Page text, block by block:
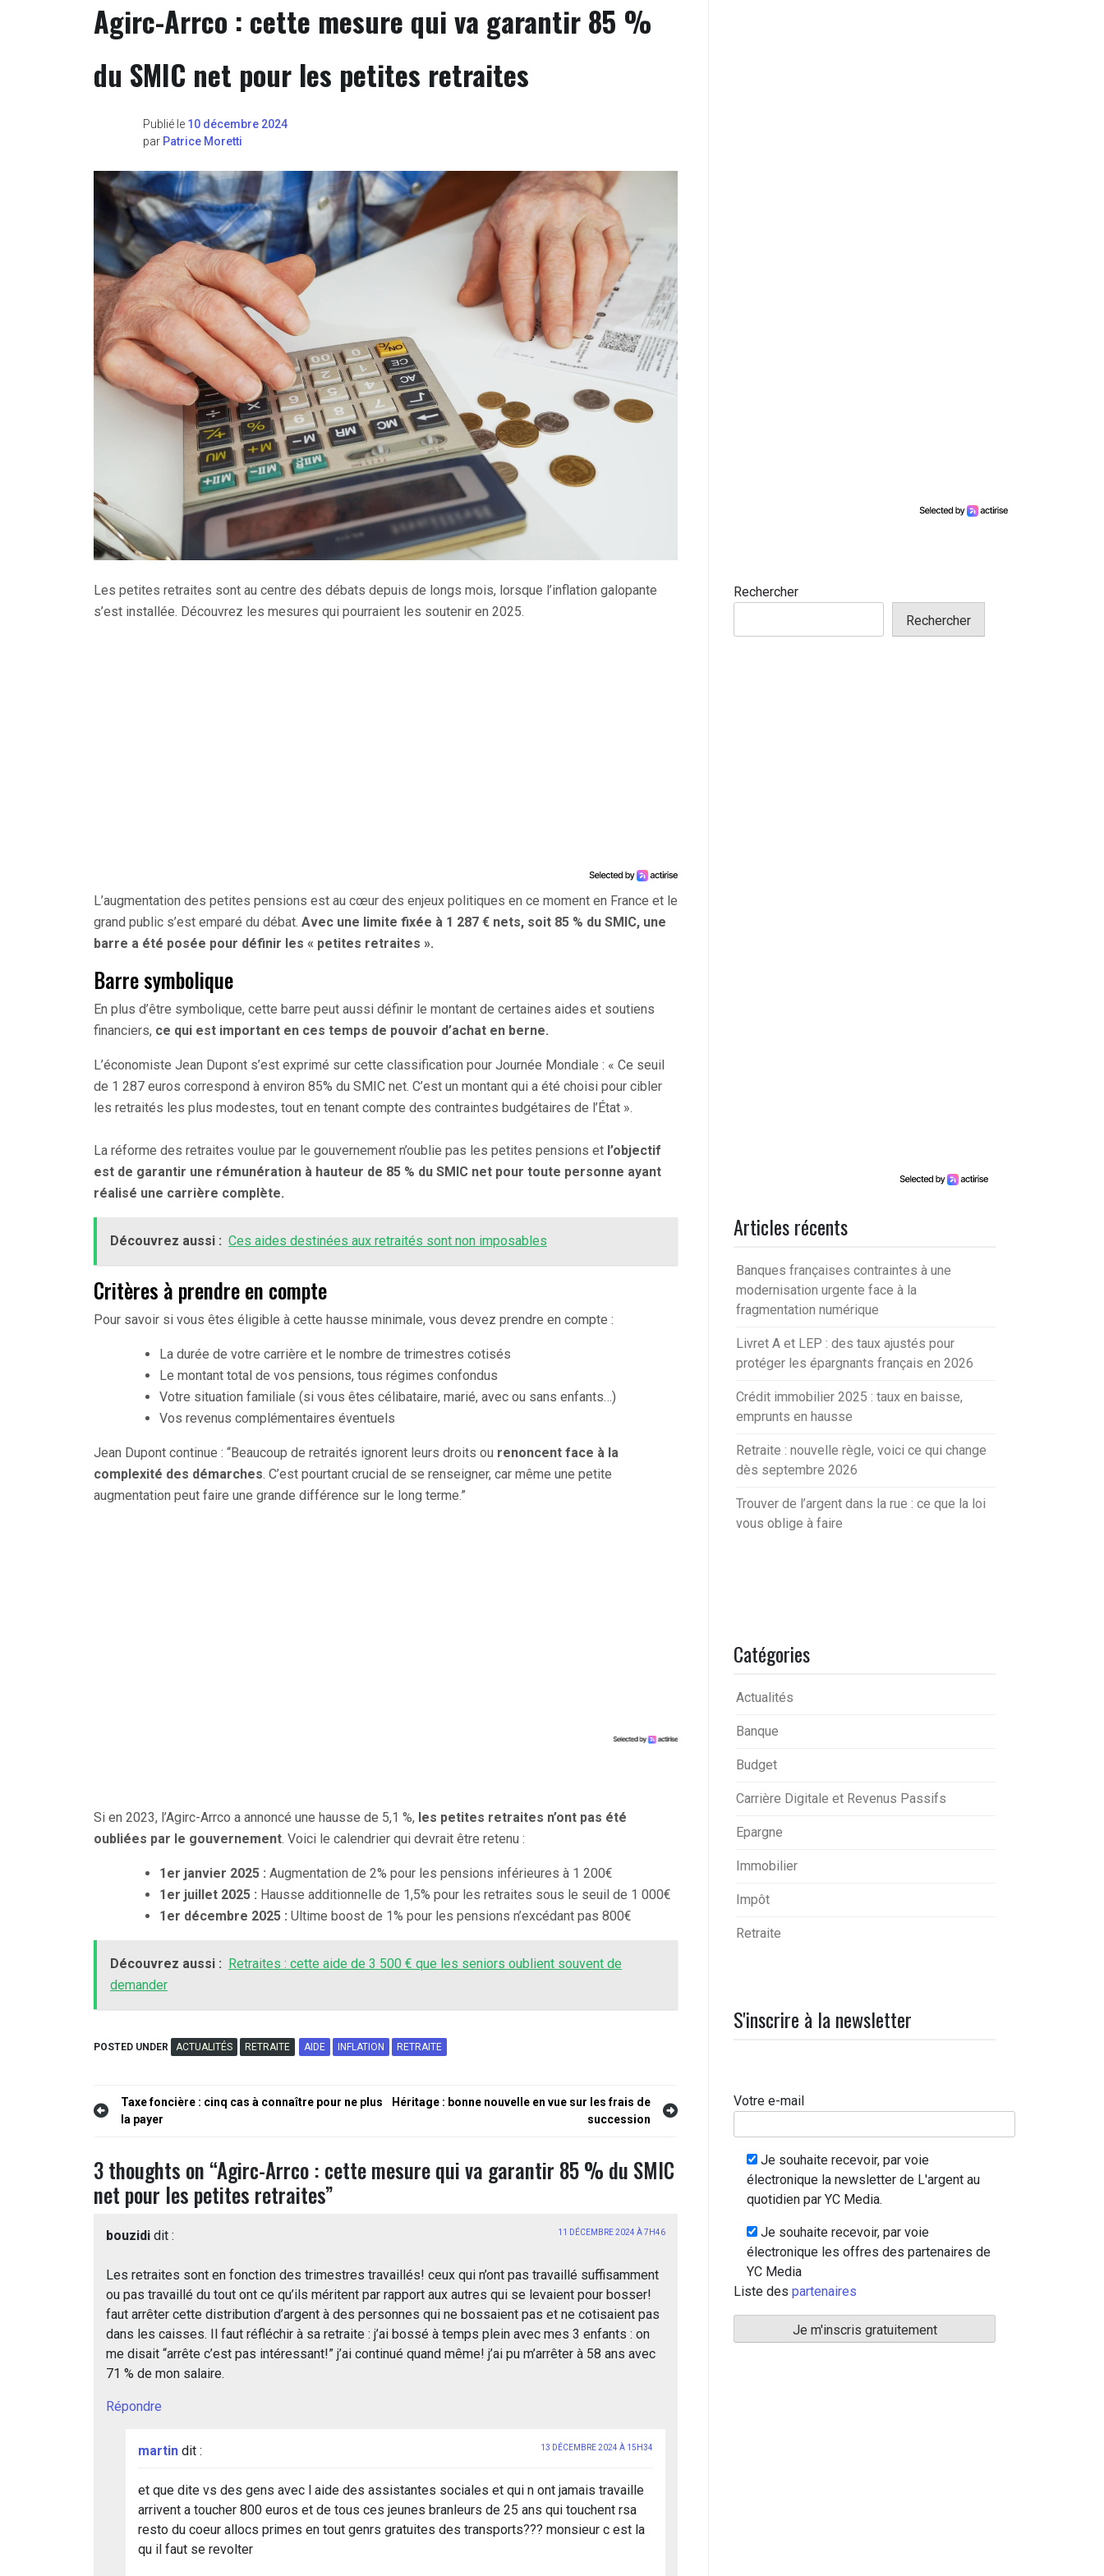
Agirc-Arrco : cette mesure qui va garantir 85 %
du SMIC net pour les petites retraites
Publié le 10 décembre 2024
par Patrice Moretti
Les petites retraites sont au centre des débats depuis de longs mois, lorsque l’inflation galopante
s’est installée. Découvrez les mesures qui pourraient les soutenir en 2025.
L’augmentation des petites pensions est au cœur des enjeux politiques en ce moment en France et le
grand public s’est emparé du débat. Avec une limite fixée à 1 287 € nets, soit 85 % du SMIC, une
barre a été posée pour définir les « petites retraites ».
Barre symbolique
En plus d’être symbolique, cette barre peut aussi définir le montant de certaines aides et soutiens
financiers, ce qui est important en ces temps de pouvoir d’achat en berne.
L’économiste Jean Dupont s’est exprimé sur cette classification pour Journée Mondiale : « Ce seuil
de 1 287 euros correspond à environ 85% du SMIC net. C’est un montant qui a été choisi pour cibler
les retraités les plus modestes, tout en tenant compte des contraintes budgétaires de l’État ».
La réforme des retraites voulue par le gouvernement n’oublie pas les petites pensions et l’objectif
est de garantir une rémunération à hauteur de 85 % du SMIC net pour toute personne ayant
réalisé une carrière complète.
Découvrez aussi : Ces aides destinées aux retraités sont non imposables
Critères à prendre en compte
Pour savoir si vous êtes éligible à cette hausse minimale, vous devez prendre en compte :
La durée de votre carrière et le nombre de trimestres cotisés
Le montant total de vos pensions, tous régimes confondus
Votre situation familiale (si vous êtes célibataire, marié, avec ou sans enfants…)
Vos revenus complémentaires éventuels
Jean Dupont continue : “Beaucoup de retraités ignorent leurs droits ou renoncent face à la
complexité des démarches. C’est pourtant crucial de se renseigner, car même une petite
augmentation peut faire une grande différence sur le long terme.”
Si en 2023, l’Agirc-Arrco a annoncé une hausse de 5,1 %, les petites retraites n’ont pas été
oubliées par le gouvernement. Voici le calendrier qui devrait être retenu :
1er janvier 2025 : Augmentation de 2% pour les pensions inférieures à 1 200€
1er juillet 2025 : Hausse additionnelle de 1,5% pour les retraites sous le seuil de 1 000€
1er décembre 2025 : Ultime boost de 1% pour les pensions n’excédant pas 800€
Découvrez aussi : Retraites : cette aide de 3 500 € que les seniors oublient souvent de
demander
POSTED UNDER ACTUALITÉS RETRAITE AIDE INFLATION RETRAITE
Navigation
l’article
Taxe foncière : cinq cas à connaître pour ne plus
la payer
Héritage : bonne nouvelle en vue sur les frais de
succession
3 thoughts on “Agirc-Arrco : cette mesure qui va garantir 85 % du SMIC
net pour les petites retraites”
bouzidi dit : 11 DÉCEMBRE 2024 À 7H46
Les retraites sont en fonction des trimestres travaillés! ceux qui n’ont pas travaillé suffisamment
ou pas travaillé du tout ont ce qu’ils méritent par rapport aux autres qui se levaient pour bosser!
faut arrêter cette distribution d’argent à des personnes qui ne bossaient pas et ne cotisaient pas
dans les caisses. Il faut réfléchir à sa retraite : j’ai bossé à temps plein avec mes 3 enfants : on
me disait “arrête c’est pas intéressant!” j’ai continué quand même! j’ai pu m’arrêter à 58 ans avec
71 % de mon salaire.
Répondre
martin dit : 13 DÉCEMBRE 2024 À 15H34
et que dite vs des gens avec l aide des assistantes sociales et qui n ont jamais travaille
arrivent a toucher 800 euros et de tous ces jeunes branleurs de 25 ans qui touchent rsa
resto du coeur allocs primes en tout genrs gratuites des transports??? monsieur c est la
qu il faut se revolter
Rechercher
Rechercher
Articles récents
Banques françaises contraintes à une
modernisation urgente face à la
fragmentation numérique
Livret A et LEP : des taux ajustés pour
protéger les épargnants français en 2026
Crédit immobilier 2025 : taux en baisse,
emprunts en hausse
Retraite : nouvelle règle, voici ce qui change
dès septembre 2026
Trouver de l’argent dans la rue : ce que la loi
vous oblige à faire
Catégories
Actualités
Banque
Budget
Carrière Digitale et Revenus Passifs
Epargne
Immobilier
Impôt
Retraite
S'inscrire à la newsletter
Votre e-mail
Je souhaite recevoir, par voie
électronique la newsletter de L'argent au
quotidien par YC Media.
Je souhaite recevoir, par voie
électronique les offres des partenaires de
YC Media
Liste des partenaires